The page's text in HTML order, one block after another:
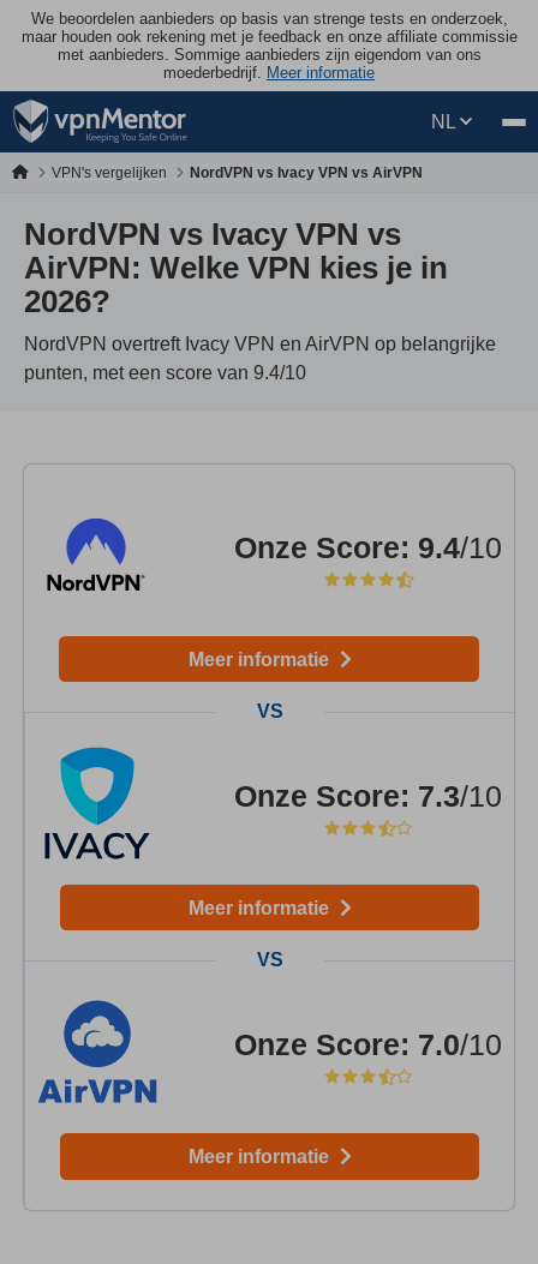
We beoordelen aanbieders op basis van strenge tests en onderzoek,
maar houden ook rekening met je feedback en onze affiliate commissie
met aanbieders. Sommige aanbieders zijn eigendom van ons
moederbedrijf. Meer informatie
NL
VPN's vergelijken NordVPN vs Ivacy VPN vs AirVPN
NordVPN vs Ivacy VPN vs
AirVPN: Welke VPN kies je in
2026?
NordVPN overtreft Ivacy VPN en AirVPN op belangrijke
punten, met een score van 9.4/10
Onze Score: 9.4/10
Meer informatie
Onze Score: 7.3/10
Meer informatie
Onze Score: 7.0/10
Meer informatie